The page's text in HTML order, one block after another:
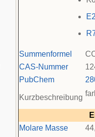
Summenformel
CAS-Nummer
PubChem
Kurzbeschreibung
Molare Masse